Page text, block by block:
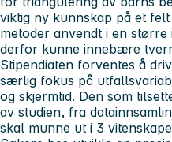
viktig ny kunnskap på et
metoder anvendt i en
derfor kunne innebære
Stipendiaten forventes å
særlig fokus på
og skjermtid. Den som
av studien, fra
skal munne ut i 3